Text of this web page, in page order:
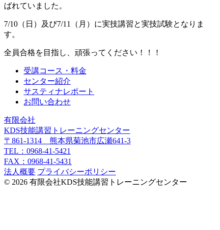
ばれていました。
7/10（日）及び7/11（月）に実技講習と実技試験となりま
す。
全員合格を目指し、頑張ってください！！！
受講コース・料金
センター紹介
サスティナレポート
お問い合わせ
有限会社
KDS技能講習トレーニングセンター
〒861-1314 熊本県菊池市広瀬641-3
TEL：0968-41-5421
FAX：0968-41-5431
法人概要 プライバシーポリシー
© 2026 有限会社KDS技能講習トレーニングセンター